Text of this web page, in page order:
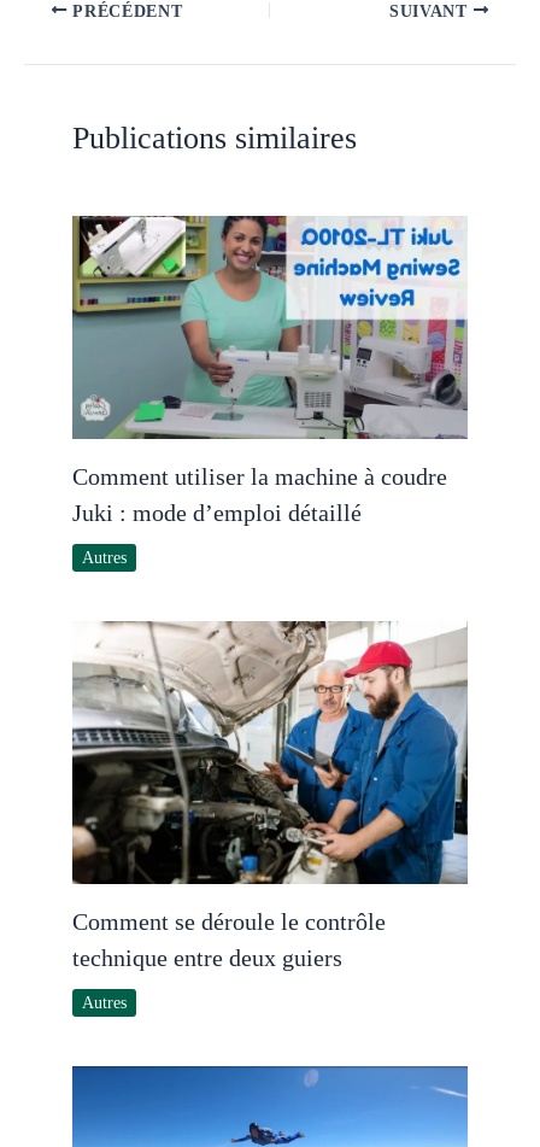
PRÉCÉDENT SUIVANT
Publications similaires
Comment utiliser la machine à coudre
Juki : mode d’emploi détaillé
Autres
Comment se déroule le contrôle
technique entre deux guiers
Autres